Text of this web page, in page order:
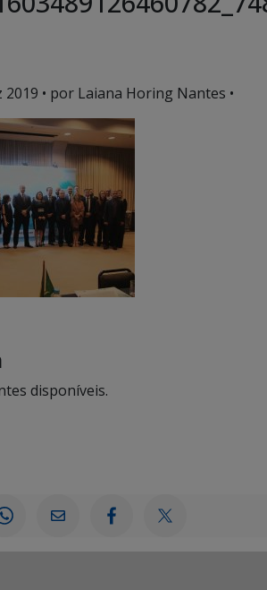
2019 • por Laiana Horing Nantes •
disponíveis.